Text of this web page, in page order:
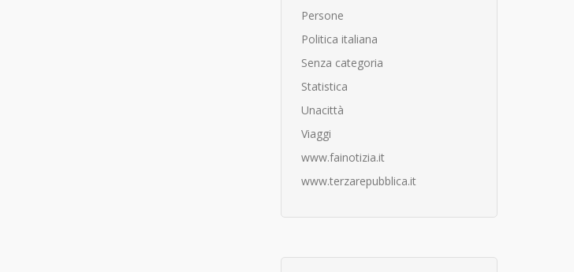
Persone
Politica italiana
Senza categoria
Statistica
Unacittà
Viaggi
www.fainotizia.it
www.terzarepubblica.it